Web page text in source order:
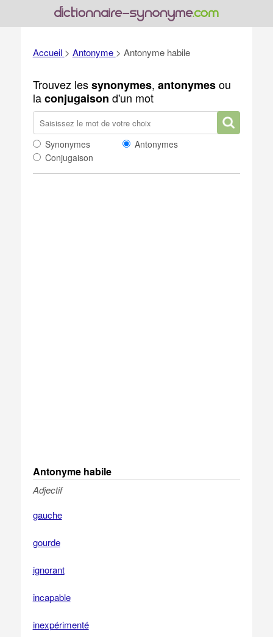
Accueil > Antonyme > Antonyme habile
Trouvez lessynonymes, antonymesou
laconjugaison d'un mot
Synonymes
Antonymes
Conjugaison
Antonyme habile
Adjectif
gauche
gourde
ignorant
incapable
inexpérimenté